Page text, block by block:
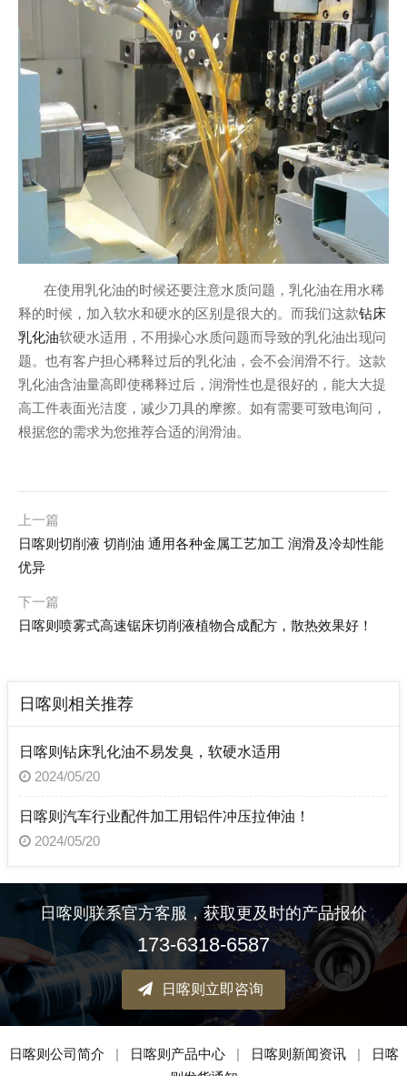
在使用乳化油的时候还要注意水质问题，乳化油在用水稀
释的时候，加入软水和硬水的区别是很大的。而我们这款钻床
乳化油软硬水适用，不用操心水质问题而导致的乳化油出现问
题。也有客户担心稀释过后的乳化油，会不会润滑不行。这款
乳化油含油量高即使稀释过后，润滑性也是很好的，能大大提
高工件表面光洁度，减少刀具的摩擦。如有需要可致电询问，
根据您的需求为您推荐合适的润滑油。
上一篇
日喀则切削液 切削油 通用各种金属工艺加工 润滑及冷却性能
优异
下一篇
日喀则喷雾式高速锯床切削液植物合成配方，散热效果好！
日喀则相关推荐
日喀则钻床乳化油不易发臭，软硬水适用
2024/05/20
日喀则汽车行业配件加工用铝件冲压拉伸油！
2024/05/20
日喀则联系官方客服，获取更及时的产品报价
173-6318-6587
日喀则立即咨询
日喀则公司简介 | 日喀则产品中心 | 日喀则新闻资讯 |
日喀